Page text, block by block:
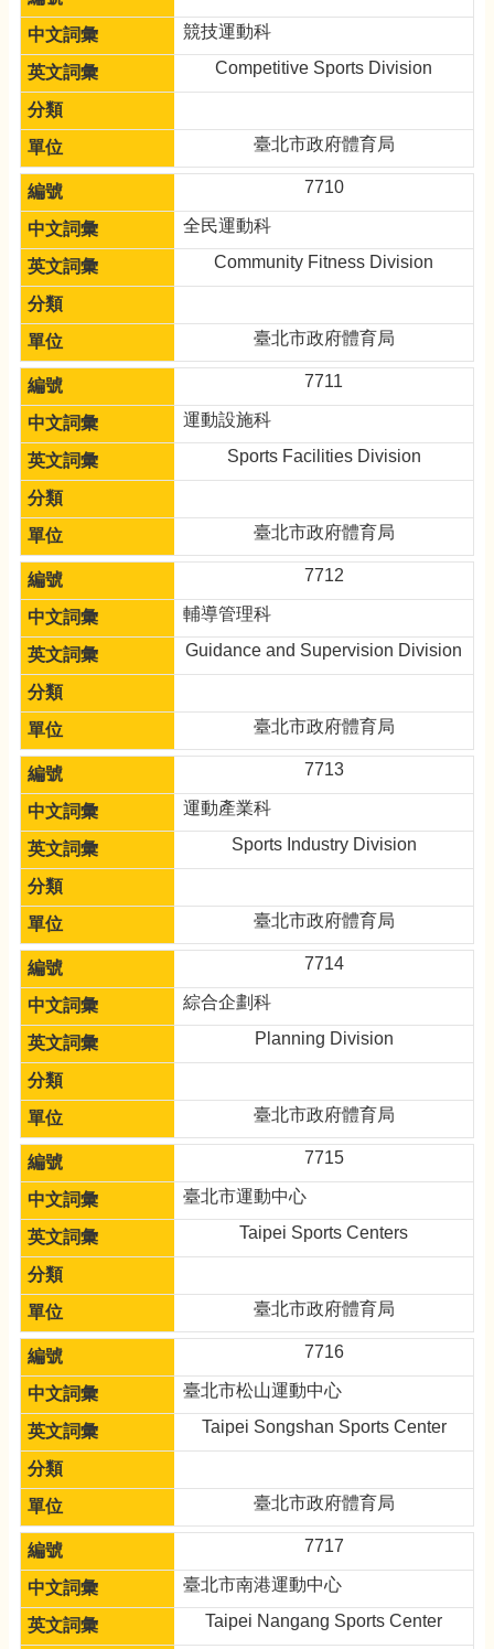
競技運動科
Competitive Sports Division
臺北市政府體育局
7710
全民運動科
Community Fitness Division
臺北市政府體育局
7711
運動設施科
Sports Facilities Division
臺北市政府體育局
7712
輔導管理科
Guidance and Supervision Division
臺北市政府體育局
7713
運動產業科
Sports Industry Division
臺北市政府體育局
7714
綜合企劃科
Planning Division
臺北市政府體育局
7715
臺北市運動中心
Taipei Sports Centers
臺北市政府體育局
7716
臺北市松山運動中心
Taipei Songshan Sports Center
臺北市政府體育局
7717
臺北市南港運動中心
Taipei Nangang Sports Center